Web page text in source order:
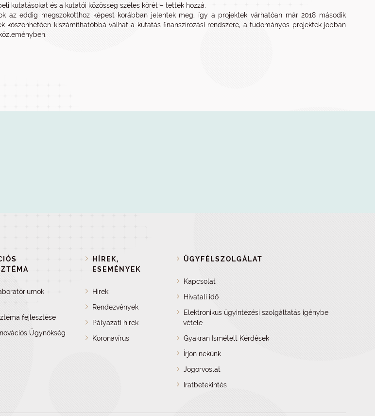
kutatásokat és a kutatói közösség széles körét – tették hozzá.
az eddig megszokotthoz képest korábban jelentek meg, így a projektek várhatóan már 2018 második
köszönhetően kiszámíthatóbbá válhat a kutatás finanszírozási rendszere, a tudományos projektek jobban
fejlesztése
Ügynökség
HÍREK,
ESEMÉNYEK
Hírek
Rendezvények
Pályázati hírek
Koronavírus
ÜGYFÉLSZOLGÁLAT
Kapcsolat
Hivatali idő
Elektronikus ügyintézési szolgáltatás igénybe
vétele
Gyakran Ismételt Kérdések
Írjon nekünk
Jogorvoslat
Iratbetekintés